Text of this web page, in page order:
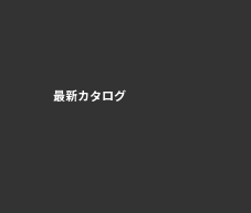
最新カタログ